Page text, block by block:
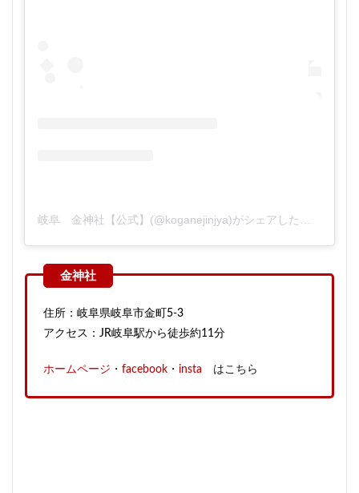
住所：岐阜県岐阜市金町5-3
アクセス：JR岐阜駅から徒歩約11分
ホームページ ・ facebook ・ insta はこちら